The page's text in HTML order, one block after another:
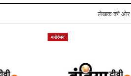
लेखक की ओर
मनोरंजन